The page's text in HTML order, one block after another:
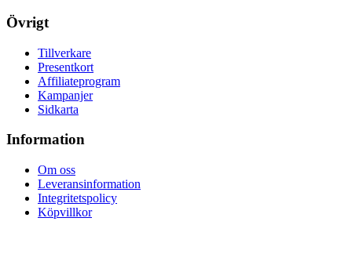
Övrigt
Tillverkare
Presentkort
Affiliateprogram
Kampanjer
Sidkarta
Information
Om oss
Leveransinformation
Integritetspolicy
Köpvillkor